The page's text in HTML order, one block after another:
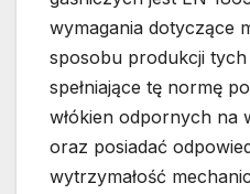
wymagania dotyczące
sposobu produkcji
spełniające tę normę
włókien odpornych na
oraz posiadać
wytrzymałość